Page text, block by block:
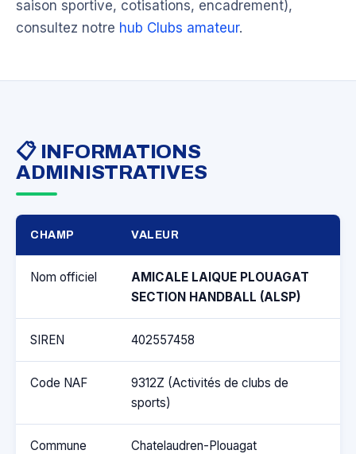
saison sportive, cotisations, encadrement),
consultez notre hub Clubs amateur.
📋 INFORMATIONS
ADMINISTRATIVES
CHAMP VALEUR
Nom officiel
AMICALE LAIQUE PLOUAGAT
SECTION HANDBALL (ALSP)
SIREN 402557458
Code NAF
9312Z (Activités de clubs de
sports)
Commune
Chatelaudren-Plouagat